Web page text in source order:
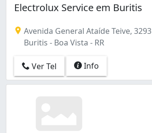
Electrolux Service em Buritis
Avenida General Ataíde Teive, 3293
Buritis - Boa Vista - RR
Ver Tel Info